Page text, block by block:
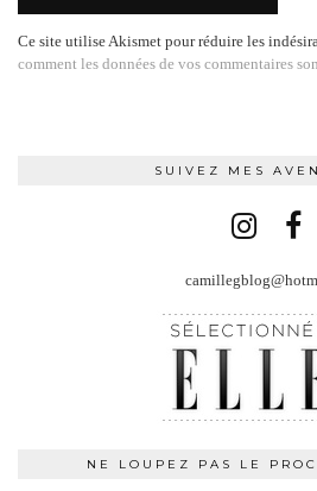
Ce site utilise Akismet pour réduire les
comment les données de vos commentaires
SUIVEZ MES
NE LOUPEZ PAS LE